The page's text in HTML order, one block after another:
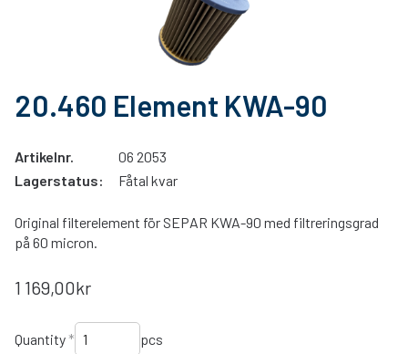
20.460 Element KWA-90
Artikelnr.
06 2053
Lagerstatus:
Fåtal kvar
Original filterelement för SEPAR KWA-90 med filtreringsgrad
på 60 micron.
1 169,00kr
Quantity* pcs